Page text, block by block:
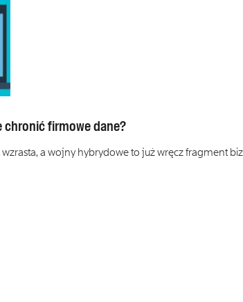
chronić firmowe dane?
a wojny hybrydowe to już wręcz fragment